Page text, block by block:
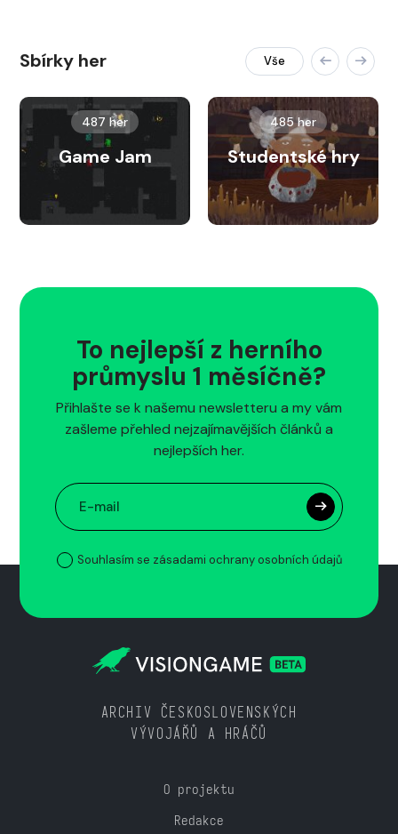
Sbírky her Vše
487 her
Game Jam
485 her
Studentské hry
To nejlepší z herního
průmyslu 1 měsíčně?
Přihlašte se k našemu newsletteru a my vám
zašleme přehled nejzajímavějších článků a
nejlepších her.
Souhlasím se zásadami ochrany osobních údajů
ARCHIV ČESKOSLOVENSKÝCH
VÝVOJÁŘŮ A HRÁČŮ
O projektu
Redakce